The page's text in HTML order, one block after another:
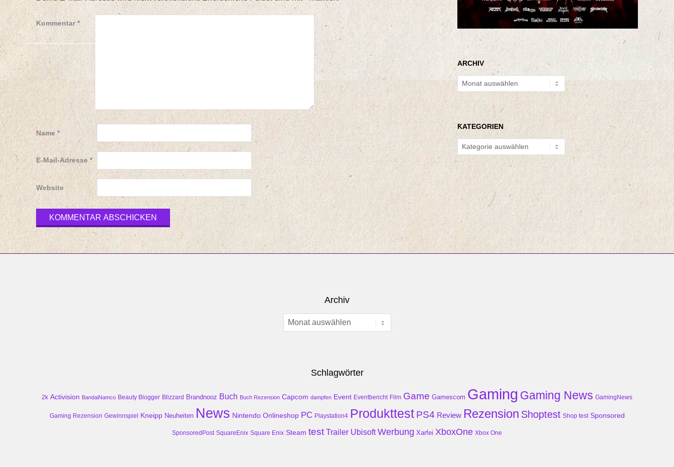
Kommentar *
Name *
E-Mail-Adresse *
Website
ARCHIV
Archiv
KATEGORIEN
Kategorien
Archiv
Archiv
Schlagwörter
2k Activision BandaiNamco Beauty Blogger Blizzard Brandnooz Buch Buch Rezension Capcom dampfen Event Eventbericht Film Game Gamescom Gaming Gaming News GamingNews
Gaming Rezension Gewinnspiel Kneipp Neuheiten News Nintendo Onlineshop PC Playstation4 Produkttest PS4 Review Rezension Shoptest Shop test Sponsored
SponsoredPost SquareEnix Square Enix Steam test Trailer Ubisoft Werbung Xarfei XboxOne Xbox One